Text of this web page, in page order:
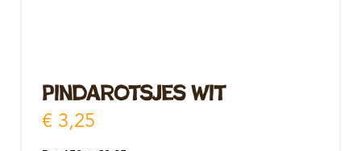
Pindarotsjes wit
€3,25